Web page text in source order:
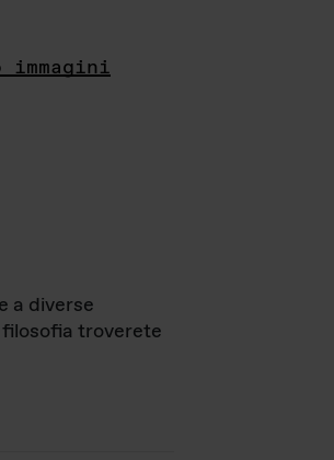
a diverse
filosofia troverete